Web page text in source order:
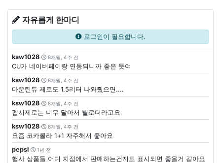
자유롭게 한마디
로그인이 필요합니다.
ksw1028 8개월, 4주 전
CU가 네이버페이랑 연동되니까 좋은 듯여
ksw1028
8개월, 4주 전
마운틴듀 제로도 1.5리터 나와줬으면....
ksw1028
8개월, 4주 전
펩시제로는 너무 달아서 별로더라고요
ksw1028
8개월, 4주 전
요즘 코카콜라 1+1 자주해서 좋아요
pepsi
1년 전
행사 상품들 어디 지점에서 판매하는건지도 표시되면 좋을거 같아요